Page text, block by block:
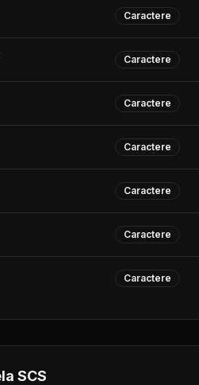
Caractere
Caractere
Caractere
Caractere
Caractere
Caractere
Caractere
SCS